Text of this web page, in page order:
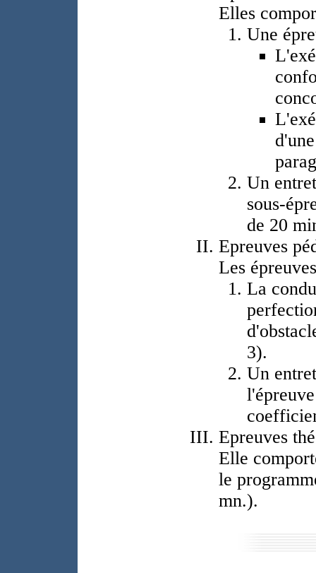
Elles
Une
Un
sous-
de 20
Epreuves
Les
La
3).
Un
Epreuves
Elle
le
mn.).